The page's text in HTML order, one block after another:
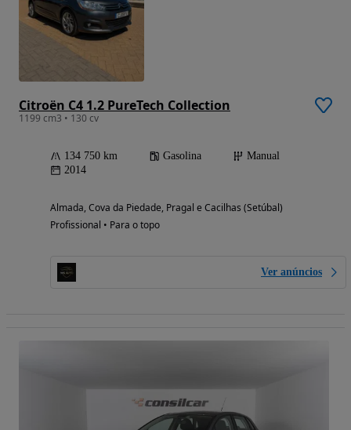
Citroën C4 1.2 PureTech Collection
1199 cm3 • 130 cv
134 750 km Gasolina
Manual
2014
Almada, Cova da Piedade, Pragal e Cacilhas (Setúbal)
Profissional • Para o topo
Ver anúncios